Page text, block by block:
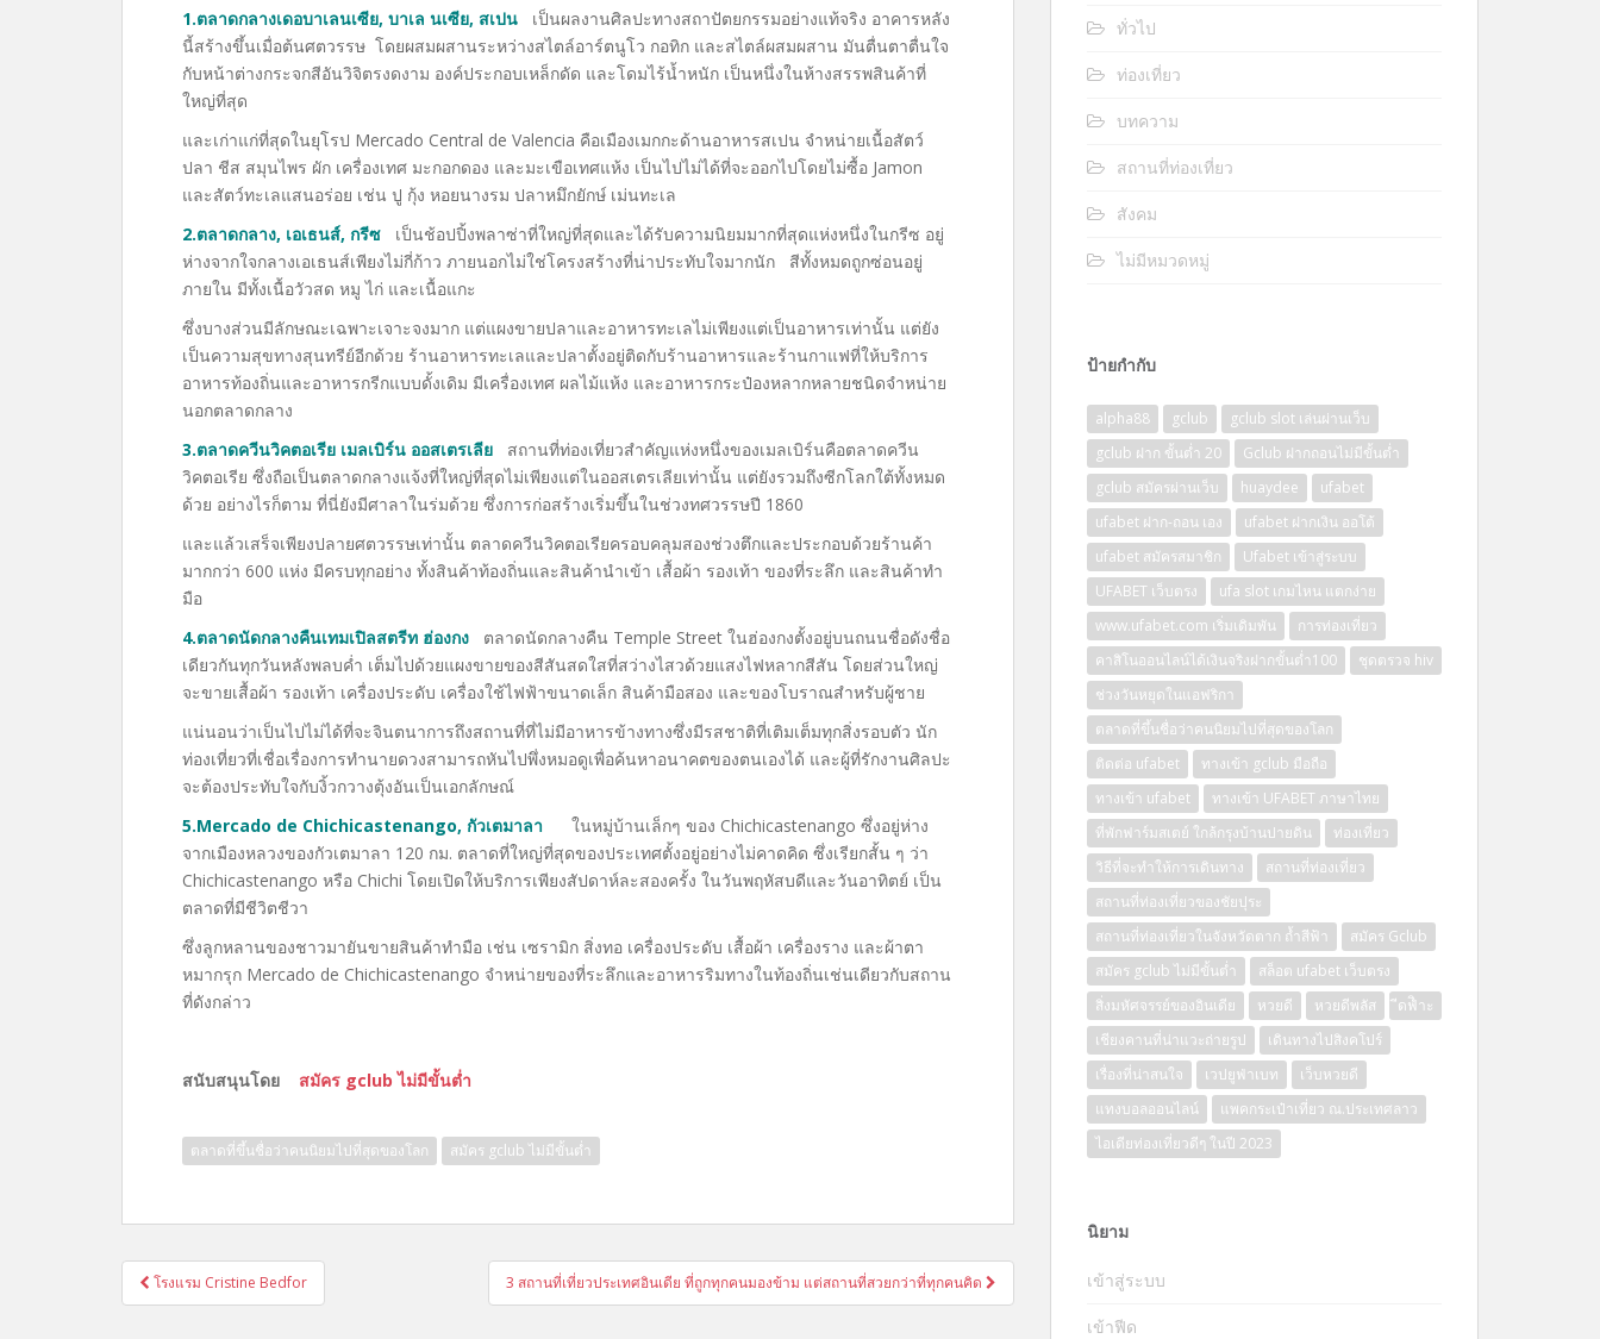
1.ตลาดกลางเดอบาเลนเซีย, บาเล นเซีย, สเปน เป็นผลงานศิลปะทางสถาปัตยกรรมอย่างแท้จริง อาคารหลัง
นี้สร้างขึ้นเมื่อต้นศตวรรษ โดยผสมผสานระหว่างสไตล์อาร์ตนูโว กอทิก และสไตล์ผสมผสาน มันตื่นตาตื่นใจ
กับหน้าต่างกระจกสีอันวิจิตรงดงาม องค์ประกอบเหล็กดัด และโดมไร้น้ำหนัก เป็นหนึ่งในห้างสรรพสินค้าที่
ใหญ่ที่สุด
และเก่าแก่ที่สุดในยุโรป Mercado Central de Valencia คือเมืองเมกกะด้านอาหารสเปน จำหน่ายเนื้อสัตว์
ปลา ชีส สมุนไพร ผัก เครื่องเทศ มะกอกดอง และมะเขือเทศแห้ง เป็นไปไม่ได้ที่จะออกไปโดยไม่ซื้อ Jamon
และสัตว์ทะเลแสนอร่อย เช่น ปู กุ้ง หอยนางรม ปลาหมึกยักษ์ เม่นทะเล
2.ตลาดกลาง, เอเธนส์, กรีซ
เป็นช้อปปิ้งพลาซ่าที่ใหญ่ที่สุดและได้รับความนิยมมากที่สุดแห่งหนึ่งในกรีซ อยู่
ห่างจากใจกลางเอเธนส์เพียงไม่กี่ก้าว ภายนอกไม่ใช่โครงสร้างที่น่าประทับใจมากนัก สีทั้งหมดถูกซ่อนอยู่
ภายใน มีทั้งเนื้อวัวสด หมู ไก่ และเนื้อแกะ
ซึ่งบางส่วนมีลักษณะเฉพาะเจาะจงมาก แต่แผงขายปลาและอาหารทะเลไม่เพียงแต่เป็นอาหารเท่านั้น แต่ยัง
เป็นความสุขทางสุนทรีย์อีกด้วย ร้านอาหารทะเลและปลาตั้งอยู่ติดกับร้านอาหารและร้านกาแฟที่ให้บริการ
อาหารท้องถิ่นและอาหารกรีกแบบดั้งเดิม มีเครื่องเทศ ผลไม้แห้ง และอาหารกระป๋องหลากหลายชนิดจำหน่าย
นอกตลาดกลาง
3.ตลาดควีนวิคตอเรีย เมลเบิร์น ออสเตรเลีย
สถานที่ท่องเที่ยวสำคัญแห่งหนึ่งของเมลเบิร์นคือตลาดควีน
วิคตอเรีย ซึ่งถือเป็นตลาดกลางแจ้งที่ใหญ่ที่สุดไม่เพียงแต่ในออสเตรเลียเท่านั้น แต่ยังรวมถึงซีกโลกใต้ทั้งหมด
ด้วย อย่างไรก็ตาม ที่นี่ยังมีศาลาในร่มด้วย ซึ่งการก่อสร้างเริ่มขึ้นในช่วงทศวรรษปี 1860
และแล้วเสร็จเพียงปลายศตวรรษเท่านั้น ตลาดควีนวิคตอเรียครอบคลุมสองช่วงตึกและประกอบด้วยร้านค้า
มากกว่า 600 แห่ง มีครบทุกอย่าง ทั้งสินค้าท้องถิ่นและสินค้านำเข้า เสื้อผ้า รองเท้า ของที่ระลึก และสินค้าทำ
มือ
4.ตลาดนัดกลางคืนเทมเปิลสตรีท ฮ่องกง
ตลาดนัดกลางคืน Temple Street ในฮ่องกงตั้งอยู่บนถนนชื่อดังชื่อ
เดียวกันทุกวันหลังพลบค่ำ เต็มไปด้วยแผงขายของสีสันสดใสที่สว่างไสวด้วยแสงไฟหลากสีสัน โดยส่วนใหญ่
จะขายเสื้อผ้า รองเท้า เครื่องประดับ เครื่องใช้ไฟฟ้าขนาดเล็ก สินค้ามือสอง และของโบราณสำหรับผู้ชาย
แน่นอนว่าเป็นไปไม่ได้ที่จะจินตนาการถึงสถานที่ที่ไม่มีอาหารข้างทางซึ่งมีรสชาติที่เติมเต็มทุกสิ่งรอบตัว นัก
ท่องเที่ยวที่เชื่อเรื่องการทำนายดวงสามารถหันไปพึ่งหมอดูเพื่อค้นหาอนาคตของตนเองได้ และผู้ที่รักงานศิลปะ
จะต้องประทับใจกับงิ้วกวางตุ้งอันเป็นเอกลักษณ์
5.Mercado de Chichicastenango, กัวเตมาลา
ในหมู่บ้านเล็กๆ ของ Chichicastenango ซึ่งอยู่ห่าง
จากเมืองหลวงของกัวเตมาลา 120 กม. ตลาดที่ใหญ่ที่สุดของประเทศตั้งอยู่อย่างไม่คาดคิด ซึ่งเรียกสั้น ๆ ว่า
Chichicastenango หรือ Chichi โดยเปิดให้บริการเพียงสัปดาห์ละสองครั้ง ในวันพฤหัสบดีและวันอาทิตย์ เป็น
ตลาดที่มีชีวิตชีวา
ซึ่งลูกหลานของชาวมายันขายสินค้าทำมือ เช่น เซรามิก สิ่งทอ เครื่องประดับ เสื้อผ้า เครื่องราง และผ้าตา
หมากรุก Mercado de Chichicastenango จำหน่ายของที่ระลึกและอาหารริมทางในท้องถิ่นเช่นเดียวกับสถาน
ที่ดังกล่าว
สนับสนุนโดย สมัคร gclub ไม่มีขั้นต่ำ
ตลาดที่ขึ้นชื่อว่าคนนิยมไปที่สุดของโลก สมัคร gclub ไม่มีขั้นต่ำ
แนะแนว
เรื่อง
โรงแรม Cristine Bedfor 3 สถานที่เที่ยวประเทศอินเดีย ที่ถูกทุกคนมองข้าม แต่สถานที่สวยกว่าที่ทุกคนคิด
ทั่วไป
ท่องเที่ยว
บทความ
สถานที่ท่องเที่ยว
สังคม
ไม่มีหมวดหมู่
ป้ายกำกับ
alpha88 gclub
gclub slot เล่นผ่านเว็บ
gclub ฝาก ขั้นต่ำ 20
Gclub ฝากถอนไม่มีขั้นต่ำ
gclub สมัครผ่านเว็บ
huaydee
ufabet
ufabet ฝาก-ถอน เอง
ufabet ฝากเงิน ออโต้
ufabet สมัครสมาชิก
Ufabet เข้าสู่ระบบ
UFABET เว็บตรง
ufa slot เกมไหน แตกง่าย
www.ufabet.com เริ่มเดิมพัน
การท่องเที่ยว
คาสิโนออนไลน์ได้เงินจริงฝากขั้นต่ำ100
ชุดตรวจ hiv
ช่วงวันหยุดในแอฟริกา
ตลาดที่ขึ้นชื่อว่าคนนิยมไปที่สุดของโลก
ติดต่อ ufabet
ทางเข้า gclub มือถือ
ทางเข้า ufabet
ทางเข้า UFABET ภาษาไทย
ที่พักฟาร์มสเตย์ ใกล้กรุงบ้านปายดิน
ท่องเที่ยว
วิธีที่จะทำให้การเดินทาง
สถานที่ท่องเที่ยว
สถานที่ท่องเที่ยวของชัยปุระ
สถานที่ท่องเที่ยวในจังหวัดตาก ถ้ำสีฟ้า
สมัคร Gclub
สมัคร gclub ไม่มีขั้นต่ำ
สล็อต ufabet เว็บตรง
สิ่งมหัศจรรย์ของอินเดีย
หวยดี หวยดีพลัส
ีดฟิำะ
เชียงคานที่น่าแวะถ่ายรูป
เดินทางไปสิงคโปร์
เรื่องที่น่าสนใจ
เวปยูฟ่าเบท
เว็บหวยดี
แทงบอลออนไลน์
แพคกระเป๋าเที่ยว ณ.ประเทศลาว
ไอเดียท่องเที่ยวดีๆ ในปี 2023
นิยาม
เข้าสู่ระบบ
เข้าฟีด